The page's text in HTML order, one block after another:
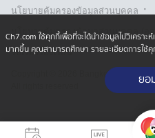
นโยบายคุ้มครองข้อมูลส่วนบุคคล ·
นโยบายคุ้มครองข้อมูลส่วนบุคคล (ออ
รับเรื่องร้องเรียน
Copyright © 2026 Bangkok
Ch7.com ใช้คุกกี้เพื่อที่จะได้นำข้อมูลไปวิเครา
มากขึ้น คุณสามารถศึกษา รายละเอียดการใช้คุ
ยอ